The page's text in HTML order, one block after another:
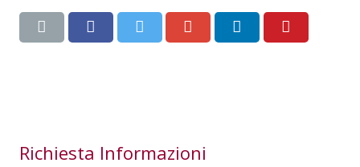
Richiesta Informazioni